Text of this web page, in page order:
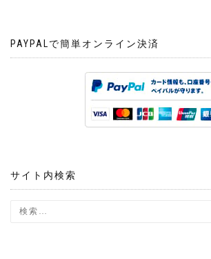
ナ
ョ
ン
PAYPALで簡単オンライン決済
サイト内検索